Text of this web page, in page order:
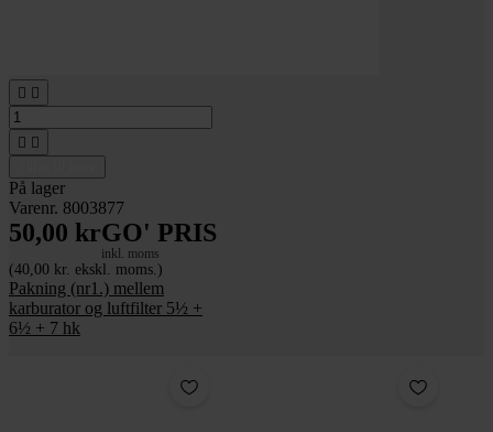
 
 
På lager
Varenr. 8003877
50,00 krGO' PRIS
inkl. moms
(40,00 kr. ekskl. moms.)
Pakning (nr1.) mellem
karburator og luftfilter 5½ +
6½ + 7 hk